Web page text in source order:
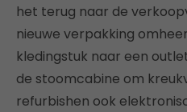
het terug naar de
nieuwe verpakking
kledingstuk naar een
de stoomcabine om
refurbishen ook